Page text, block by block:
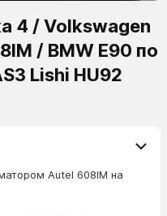
4 / Volkswagen
/ BMW E90 по
Lishi HU92
Autel 608IM на